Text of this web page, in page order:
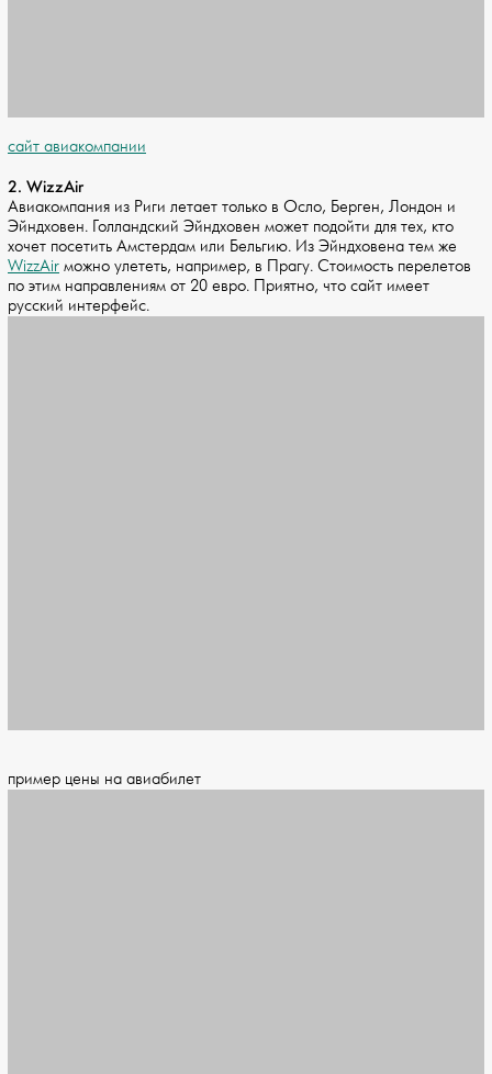
cайт авиакомпании
2. WizzAir
Авиакомпания из Риги летает только в Осло, Берген, Лондон и
Эйндховен. Голландский Эйндховен может подойти для тех, кто
хочет посетить Амстердам или Бельгию. Из Эйндховена тем же
WizzAir можно улететь, например, в Прагу. Стоимость перелетов
по этим направлениям от 20 евро. Приятно, что сайт имеет
русский интерфейс.
пример цены на авиабилет